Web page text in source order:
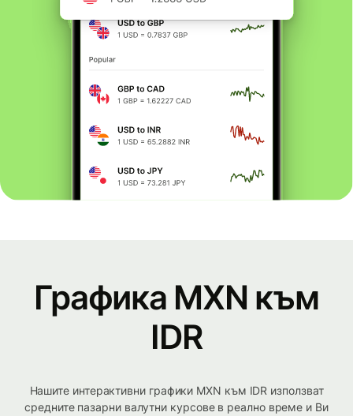
Графика MXN към
IDR
Нашите интерактивни графики MXN към IDR използват
средните пазарни валутни курсове в реално време и Ви